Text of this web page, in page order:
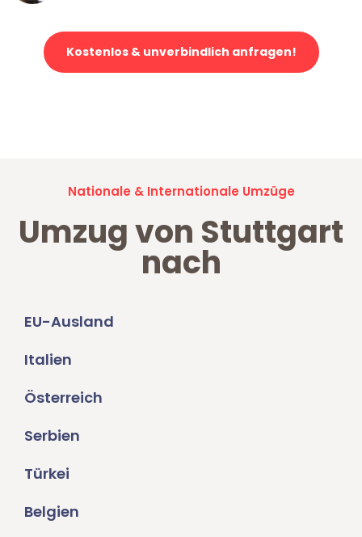
Kostenlos & unverbindlich anfragen!
Nationale & Internationale Umzüge
Umzug von Stuttgart
nach
EU-Ausland
Italien
Österreich
Serbien
Türkei
Belgien